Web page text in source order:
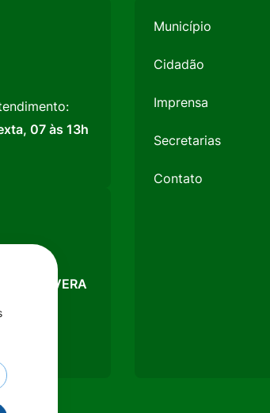
07 às 13h
PRIMAVERA
Município
Cidadão
Imprensa
Secretarias
Contato